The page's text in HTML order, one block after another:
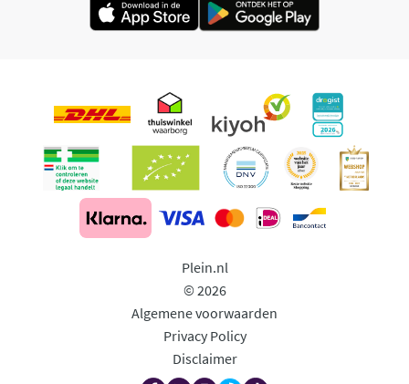
Plein.nl
© 2026
Algemene voorwaarden
Privacy Policy
Disclaimer